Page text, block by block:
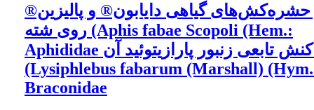
حشره‌کش‌های گیاهی دایابون® و پالیزین®
روی شته (Aphis fabae Scopoli (Hem.:
Aphididae و واکنش تابعی زنبور پارازیتوئید آن
(Lysiphlebus fabarum (Marshall)
Braconidae